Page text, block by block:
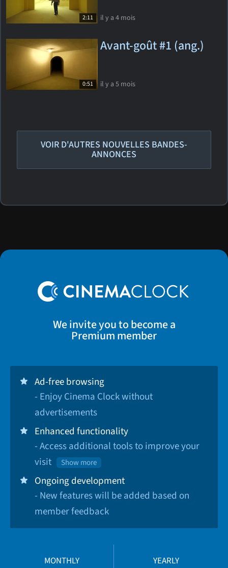
2:11 il y a 4 mois
0:51
Avant-goût #1 (ang.)
il y a 5 mois
VOIR D'AUTRES NOUVELLES BANDES-
ANNONCES
We invite you to become a
Premium member
Ad-free browsing
- Enjoy Cinema Clock without
advertisements
Enhanced functionality
- Access additional tools to improve your
visit
Show more
Ongoing development
- New features will be added based on
member feedback
MONTHLY YEARLY